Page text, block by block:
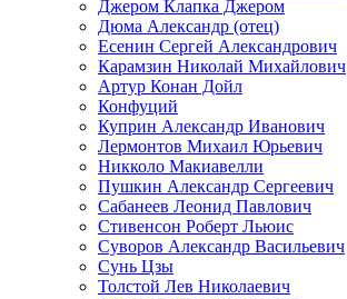
Джером Клапка Джером
Дюма Александр (отец)
Есенин Сергей Александрович
Карамзин Николай Михайлович
Артур Конан Дойл
Конфуций
Куприн Александр Иванович
Лермонтов Михаил Юрьевич
Никколо Макиавелли
Пушкин Александр Сергеевич
Сабанеев Леонид Павлович
Стивенсон Роберт Льюис
Суворов Александр Васильевич
Сунь Цзы
Толстой Лев Николаевич